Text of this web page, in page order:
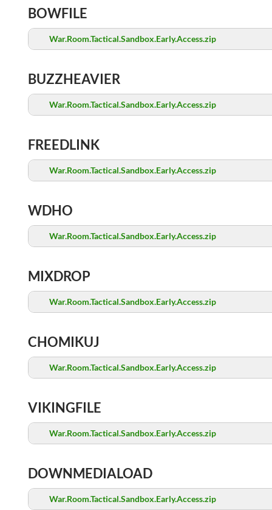
BOWFILE
War.Room.Tactical.Sandbox.Early.Access.zip
BUZZHEAVIER
War.Room.Tactical.Sandbox.Early.Access.zip
FREEDLINK
War.Room.Tactical.Sandbox.Early.Access.zip
WDHO
War.Room.Tactical.Sandbox.Early.Access.zip
MIXDROP
War.Room.Tactical.Sandbox.Early.Access.zip
CHOMIKUJ
War.Room.Tactical.Sandbox.Early.Access.zip
VIKINGFILE
War.Room.Tactical.Sandbox.Early.Access.zip
DOWNMEDIALOAD
War.Room.Tactical.Sandbox.Early.Access.zip